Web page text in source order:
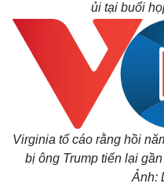
ủi tại buổi
Virginia tố cáo rằng hồi
bị ông Trump tiến lại gần
Ảnh: